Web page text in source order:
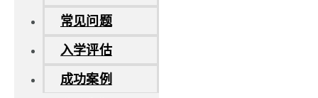
常见问题
入学评估
成功案例